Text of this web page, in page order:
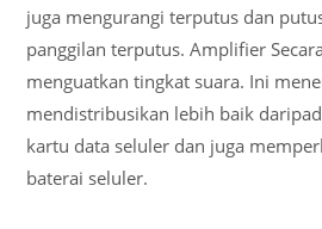
juga mengurangi terputus dan
panggilan terputus. Amplifier
menguatkan tingkat suara. Ini
mendistribusikan lebih baik
kartu data seluler dan juga
baterai seluler.